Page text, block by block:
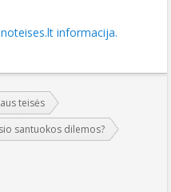
informacija.
teisės
santuokos dilemos?